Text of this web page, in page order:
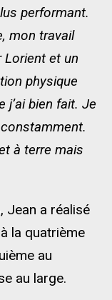
performant.
mon travail
et un
physique
j’ai bien fait. Je
à terre mais
Jean a réalisé
la quatrième
au
au large.